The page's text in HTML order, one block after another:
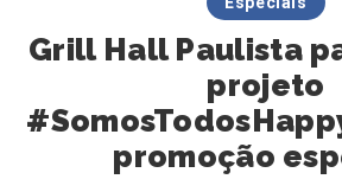
Grill Hall Paulista
projeto
promoção